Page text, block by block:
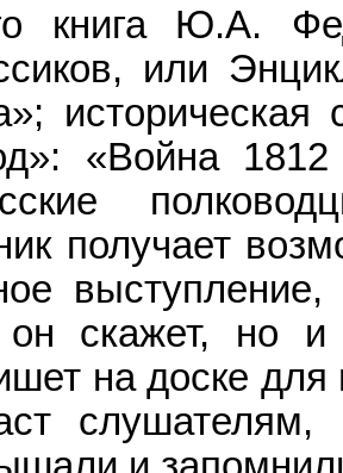
книга Ю.А.
или
историческая
«Война
получает
он скажет, но
на доске для